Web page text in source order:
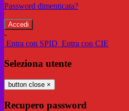
Password dimenticata?
-
Entra con SPID Entra con CIE
Seleziona utente
button close ×
Recupero password